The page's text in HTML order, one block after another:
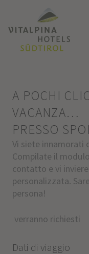
A POCHI
VACANZA…
PRESSO
Vi siete innamorati
Compilate il
contatto e vi
personalizzata.
persona!
verranno richiesti
Dati di viaggio